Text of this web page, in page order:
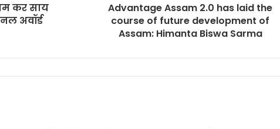
कर साय
अवॉर्ड
Advantage Assam 2.0 has laid the
course of future development of
Assam: Himanta Biswa Sarma